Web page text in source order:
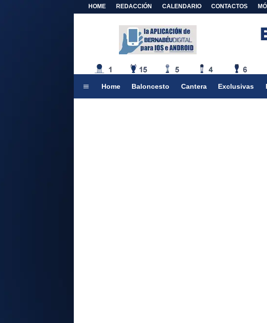
HOME REDACCIÓN CALENDARIO CONTACTOS
Home Baloncesto Cantera Exclusivas